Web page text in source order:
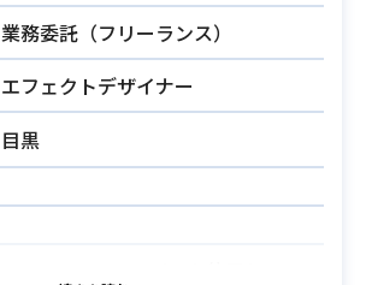
業務委託（フリーランス）
エフェクトデザイナー
目黒